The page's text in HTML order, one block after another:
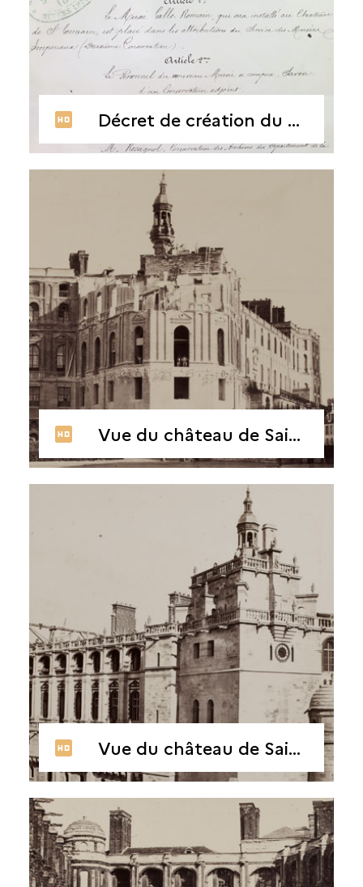
Décret de création du musée gallo-romain, 8 mars 1862
Vue du château de Saint-Germain en cours de restauration, 1862
Vue du château de Saint-Germain, donjon restauré,1865